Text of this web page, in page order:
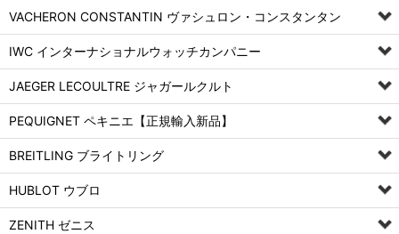
VACHERON CONSTANTIN ヴァシュロン・コンスタンタン
IWC インターナショナルウォッチカンパニー
JAEGER LECOULTRE ジャガールクルト
PEQUIGNET ペキニエ【正規輸入新品】
BREITLING ブライトリング
HUBLOT ウブロ
ZENITH ゼニス